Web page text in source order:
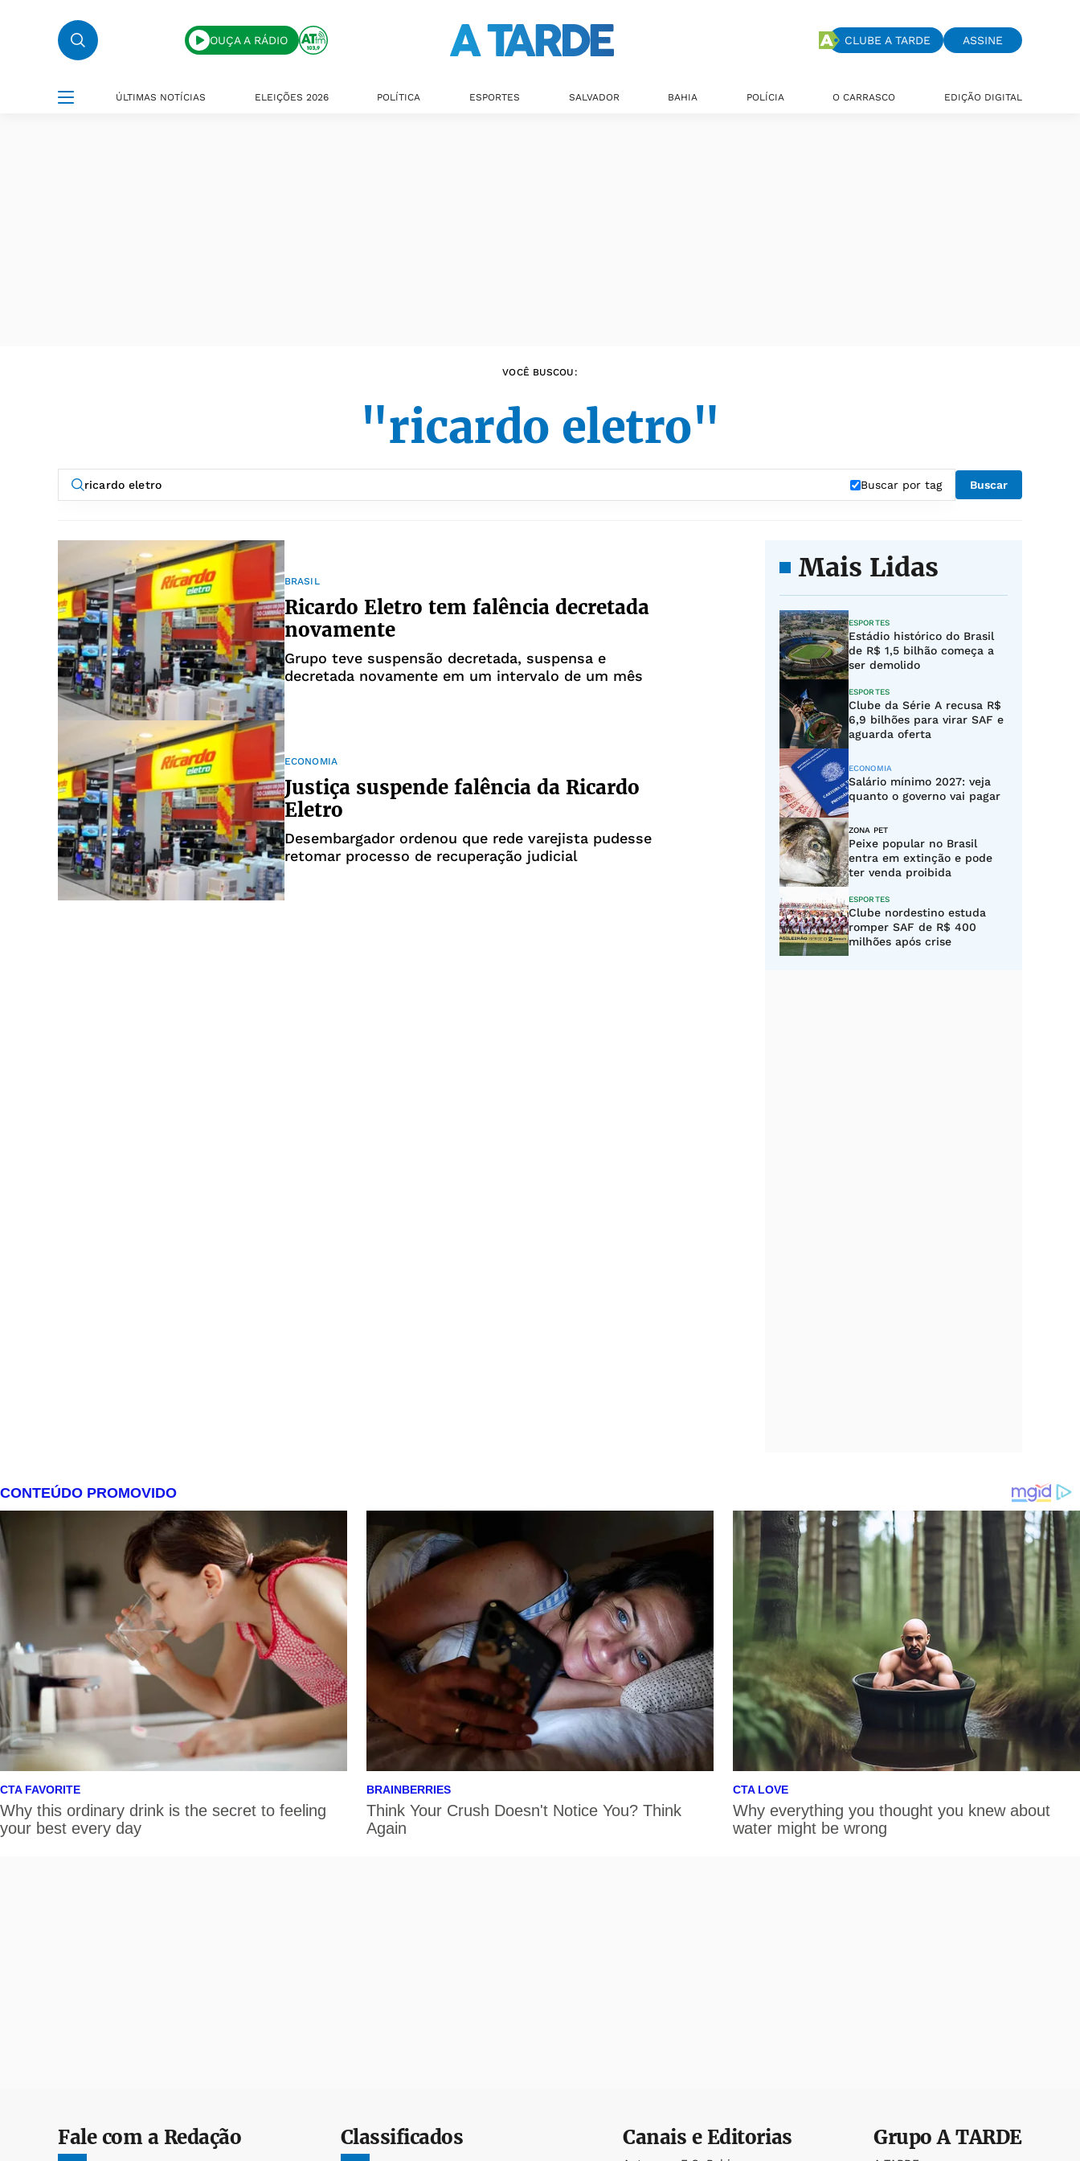
OUÇA A RÁDIO CLUBE A TARDE ASSINE
ÚLTIMAS NOTÍCIAS ELEIÇÕES 2026 POLÍTICA ESPORTES SALVADOR BAHIA POLÍCIA O CARRASCO EDIÇÃO DIGITAL
VOCÊ BUSCOU:
"ricardo eletro"
Buscar por tag Buscar
BRASIL
Ricardo Eletro tem falência decretada
novamente
Grupo teve suspensão decretada, suspensa e
decretada novamente em um intervalo de um mês
ECONOMIA
Justiça suspende falência da Ricardo
Eletro
Desembargador ordenou que rede varejista pudesse
retomar processo de recuperação judicial
Mais Lidas
ESPORTES
Estádio histórico do Brasil
de R$ 1,5 bilhão começa a
ser demolido
ESPORTES
Clube da Série A recusa R$
6,9 bilhões para virar SAF e
aguarda oferta
ECONOMIA
Salário mínimo 2027: veja
quanto o governo vai pagar
ZONA PET
Peixe popular no Brasil
entra em extinção e pode
ter venda proibida
ESPORTES
Clube nordestino estuda
romper SAF de R$ 400
milhões após crise
Fale com a Redação Classificados Canais e Editorias GrupoA TARDE